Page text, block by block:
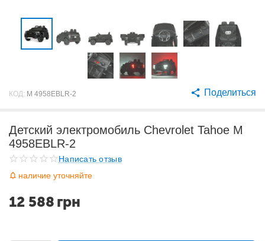
КОД: M 4958EBLR-2 Поделиться
Детский электромобиль Chevrolet Tahoe M
4958EBLR-2
Написать отзыв
наличие уточняйте
12 588 грн